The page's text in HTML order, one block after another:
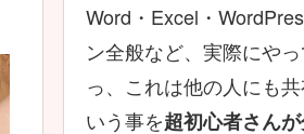
Word・Excel・
ン全般など、実際にや
っ、これは他の人にも
いう事を超初心者さん